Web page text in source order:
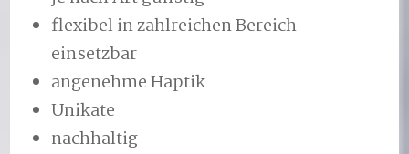
flexibel in zahlreichen Bereich
einsetzbar
angenehme Haptik
Unikate
nachhaltig